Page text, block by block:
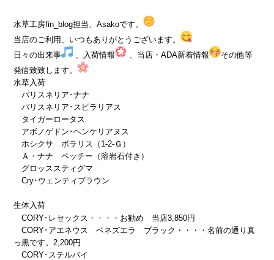
水草工房fin_blog担当、Asakoです。
当店のご利用、いつもありがとうございます。
日々の出来事
、入荷情報 、当店・ADA新着情報
その他等
発信致致します。
水草入荷
バリスネリア･ナナ
バリスネリア･スピラリアス
タイガーロータス
アボノゲドン･ヘンケリアヌス
ホシクサ ボラリス（1-2-Ｇ）
Ａ・ナナ ペッチー（溶岩石付き）
グロッススティグマ
Cry･ウェンティブラウン
生体入荷
CORY･レセックス・・・・お勧め 当店3,850円
CORY･アエネウス ベネズエラ ブラック・・・・名前の通り真
っ黒です。2,200円
CORY･ステルバイ